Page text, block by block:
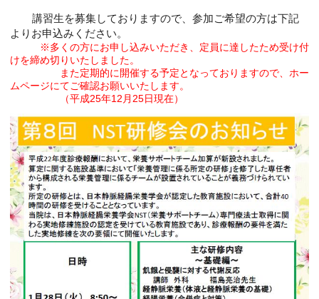
講習生を募集しておりますので、参加ご希望の方は下記
よりお申込みください。
※多くの方にお申し込みいただき、定員に達したため受け付
けを締め切りいたしました。
また定期的に開催する予定となっておりますので、ホー
ムページにてご確認お願いいたします。
（平成25年12月25日現在）